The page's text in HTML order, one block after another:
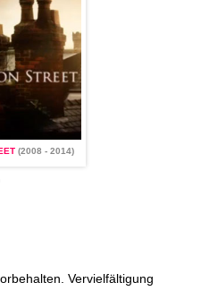
(2008 - 2014)
Vervielfältigung